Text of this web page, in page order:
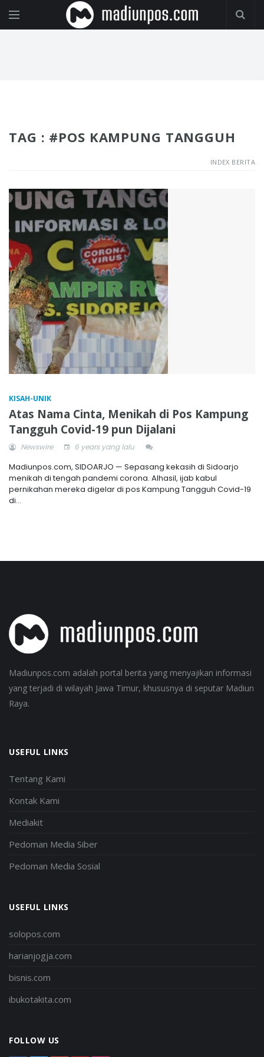
TAG : #POS KAMPUNG TANGGUH
INDEX BERITA
KISAH-UNIK
Atas Nama Cinta, Menikah di Pos Kampung
Tangguh Covid-19 pun Dijalani
Newswire 6 years yang lalu
Madiunpos.com, SIDOARJO — Sepasang kekasih di Sidoarjo
menikah di tengah pandemi corona. Alhasil, ijab kabul
pernikahan mereka digelar di pos Kampung Tangguh Covid-19
di...
Madiunpos.com adalah portal berita yang menyajikan informasi
yang terjadi di wilayah Jawa Timur, khususnya di seputar Madiun
Raya.
USEFUL LINKS
Tentang Kami
Kontak Kami
Mediakit
Pedoman Media Siber
Pedoman Media Sosial
USEFUL LINKS
solopos.com
harianjogja.com
bisnis.com
ibukotakita.com
FOLLOW US